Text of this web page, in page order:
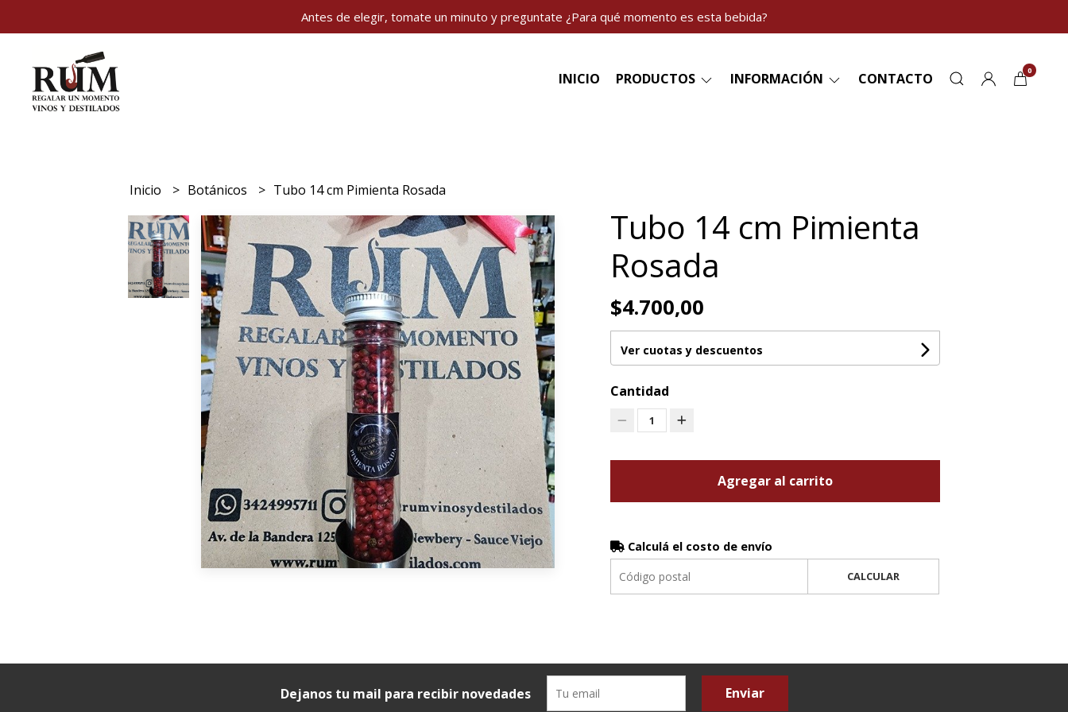
Antes de elegir, tomate un minuto y preguntate ¿Para qué momento es esta bebida?
INICIO PRODUCTOS INFORMACIÓN CONTACTO 0
Inicio Botánicos Tubo 14 cm Pimienta Rosada
Tubo 14 cm Pimienta
Rosada
$4.700,00
Ver cuotas y descuentos
Cantidad
1
Agregar al carrito
Calculá el costo de envío
CALCULAR
Dejanos tu mail para recibir novedades Enviar